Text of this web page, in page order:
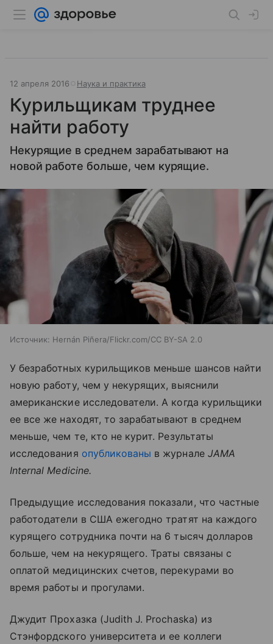
12 апреля 2016 Наука и практика
Курильщикам труднее
найти работу
Некурящие в среднем зарабатывают на
новой работе больше, чем курящие.
Источник: Hernán Piñera/Flickr.com/CC BY-SA 2.0
У безработных курильщиков меньше шансов найти
новую работу, чем у некурящих, выяснили
американские исследователи. А когда курильщики
ее все же находят, то зарабатывают в среднем
меньше, чем те, кто не курит. Результаты
исследования опубликованы в журнале JAMA
Internal Medicine.
Предыдущие исследования показали, что частные
работодатели в США ежегодно тратят на каждого
курящего сотрудника почти на 6 тысяч долларов
больше, чем на некурящего. Траты связаны с
оплатой медицинских счетов, перекурами во
время работы и прогулами.
Джудит Прохазка (Judith J. Prochaska) из
Стэнфордского университета и ее коллеги